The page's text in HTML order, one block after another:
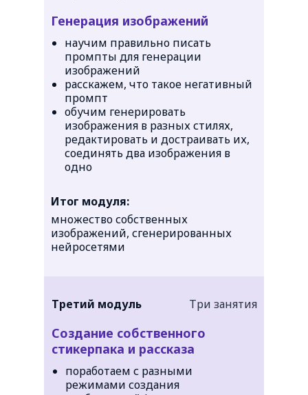
Третий модуль Три занятия
множество собственных
изображений, сгенерированных
нейросетями
Генерация изображений
Создание собственного
стикерпака и рассказа
Итог модуля:
научим правильно писать
промпты для генерации
изображений
расскажем, что такое негативный
промпт
обучим генерировать
изображения в разных стилях,
редактировать и достраивать их,
соединять два изображения в
одно
поработаем с разными
режимами создания